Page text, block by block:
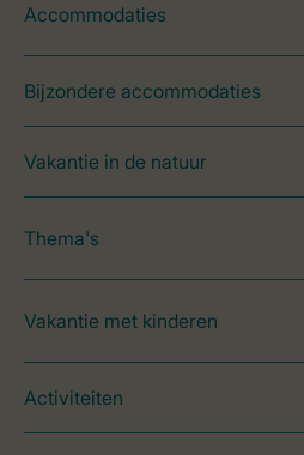
Accommodaties
Bijzondere accommodaties
Vakantie in de natuur
Thema's
Vakantie met kinderen
Activiteiten